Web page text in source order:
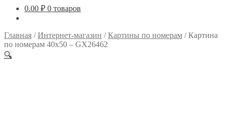
0.00 ₽ 0 товаров
Главная /Интернет-магазин /Картины по номерам /Картина
по номерам 40х50 – GX26462
🔍